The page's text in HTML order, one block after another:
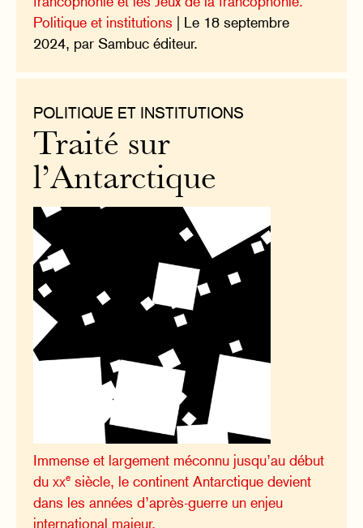
Politique et institutions | Le 18 septembre
2024, par Sambuc éditeur.
POLITIQUE ET INSTITUTIONS
Traité sur
l’Antarctique
Immense et largement méconnu jusqu’au début
duxxe siècle, le continent Antarctique devient
dans les années d’après-guerre un enjeu
international majeur.